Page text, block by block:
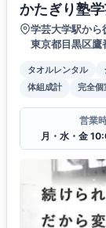
かたぎり塾
学芸大学駅から
東京都目黒区
タオルレンタル
体組成計
完全個
営業
月・水・金